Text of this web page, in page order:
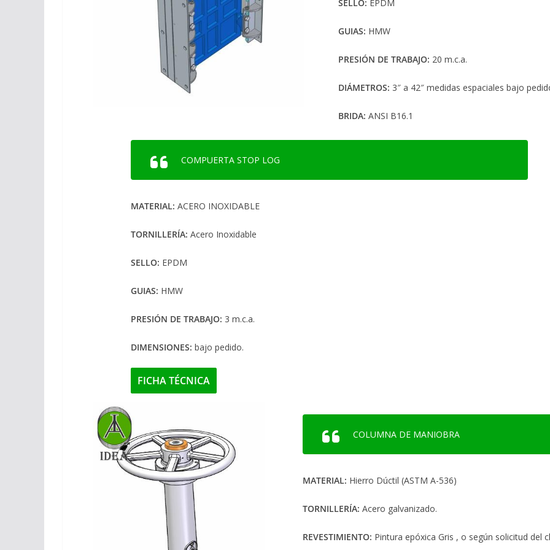
SELLO: EPDM
GUIAS: HMW
PRESIÓN DE TRABAJO: 20 m.c.a.
DIÁMETROS: 3″ a 42″ medidas espaciales bajo
BRIDA: ANSI B16.1
COMPUERTA STOP LOG
MATERIAL: ACERO INOXIDABLE
TORNILLERÍA: Acero Inoxidable
SELLO: EPDM
GUIAS: HMW
PRESIÓN DE TRABAJO: 3 m.c.a.
DIMENSIONES: bajo pedido.
FICHA TÉCNICA
COLUMNA DE MANIOBRA
MATERIAL: Hierro Dúctil (ASTM A-536)
TORNILLERÍA: Acero galvanizado.
REVESTIMIENTO: Pintura epóxica Gris , o según solicitud del